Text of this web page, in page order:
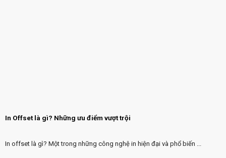
In Offset là gì? Những ưu điểm vượt trội
In offset là gì? Một trong những công nghệ in hiện đại và phổ biến ...